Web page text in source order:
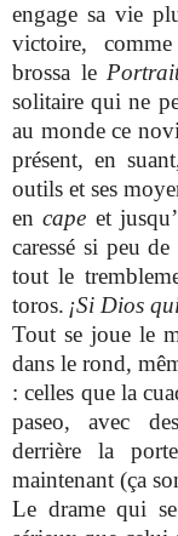
engage sa vie
victoire,
brossa le
solitaire qui ne
au monde ce
présent, en
outils et ses
encape et
caressé si peu
tout le
toros. ¡Si Dios
Tout se joue le
dans le rond,
: celles que la
paseo, avec
derrière la
maintenant (ça
Le drame qui